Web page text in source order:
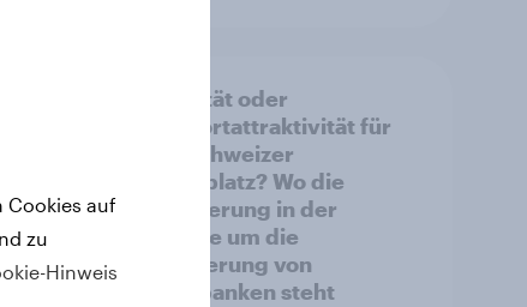
Stabilität oder
Standortattraktivität für
den Schweizer
Finanzplatz? Wo die
Bevölkerung in der
Debatte um die
Regulierung von
Grossbanken steht
Cookies auf
zu
Hinweis